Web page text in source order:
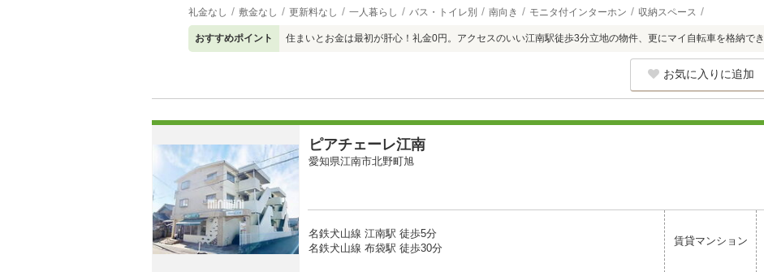
礼金なし 敷金なし 更新料なし 一人暮らし バス・トイレ別 南向き モニタ付インターホン 収納スペース
おすすめポイント 住まいとお金は最初が肝心！礼金0円。アクセスのいい江南駅徒歩3分立地の物件、更にマイ自転車を格納でき
お気に入りに追加
ピアチェーレ江南
愛知県江南市北野町旭
名鉄犬山線 江南駅 徒歩5分
名鉄犬山線 布袋駅 徒歩30分
賃貸マンション